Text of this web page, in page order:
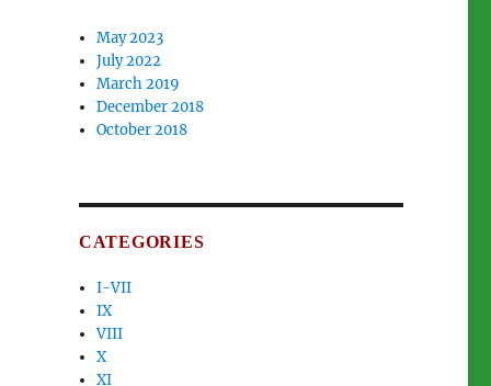
May 2023
July 2022
March 2019
December 2018
October 2018
CATEGORIES
I-VII
IX
VIII
X
XI